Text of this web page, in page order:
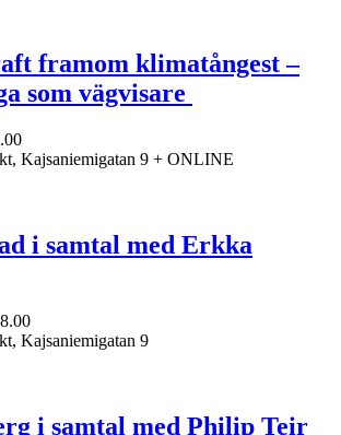
framom klimatångest –
som vägvisare
Kajsaniemigatan 9 + ONLINE
i samtal med Erkka
Kajsaniemigatan 9
i samtal med Philip Teir